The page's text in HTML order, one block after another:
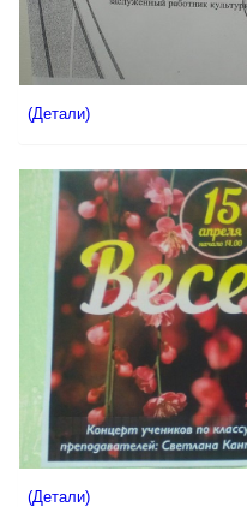
(Детали)
(Детали)